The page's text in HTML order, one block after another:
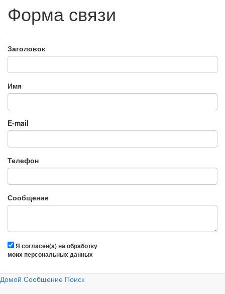
Форма связи
Заголовок
Имя
E-mail
Телефон
Сообщение
Я согласен(а) на обработку
моих персональных данных
Домой Сообщение Поиск